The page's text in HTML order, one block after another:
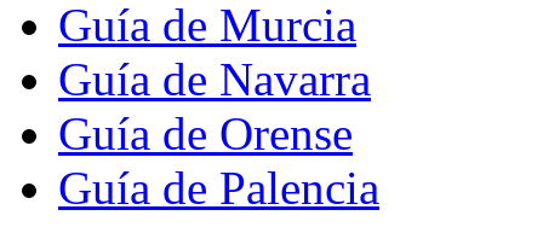
Guía de Murcia
Guía de Navarra
Guía de Orense
Guía de Palencia